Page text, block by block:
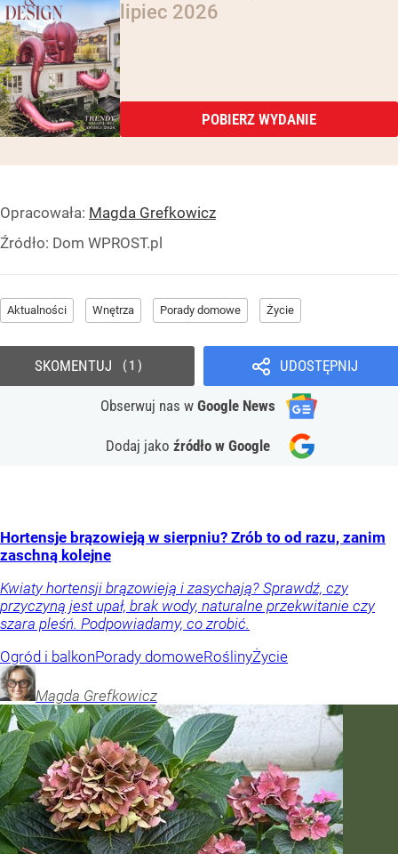
lipiec 2026
POBIERZ WYDANIE
Opracowała: Magda Grefkowicz
Źródło: Dom WPROST.pl
Aktualności Wnętrza Porady domowe Życie
UDOSTĘPNIJ
Obserwuj nas w Google News
Dodaj jako źródło w Google
SKOMENTUJ 1
Hortensje brązowieją w sierpniu? Zrób to od razu, zanim
zaschną kolejne
Kwiaty hortensji brązowieją i zasychają? Sprawdź, czy
przyczyną jest upał, brak wody, naturalne przekwitanie czy
szara pleśń. Podpowiadamy, co zrobić.
Ogród i balkonPorady domoweRoślinyŻycie
Magda Grefkowicz